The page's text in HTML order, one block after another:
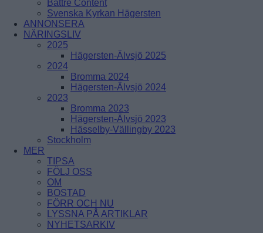
SOLBERGA
SKÄRHOLMEN
SÄTRA
VÅRBERG
Enskede-Årsta-Vantör
BANDHAGEN
ENSKEDEFÄLTET
ENSKEDE GÅRD
GAMLA ENSKEDE
HAGSÄTRA
HÖGDALEN
JOHANNESHOV
STUREBY
ÅRSTA
ÖRBY
ÖSTBERGA
Farsta
Bättre Content
Svenska Kyrkan Hägersten
ANNONSERA
NÄRINGSLIV
2025
Hägersten-Älvsjö 2025
2024
Bromma 2024
Hägersten-Älvsjö 2024
2023
Bromma 2023
Hägersten-Älvsjö 2023
Hässelby-Vällingby 2023
Stockholm
MER
TIPSA
FÖLJ OSS
OM
BOSTAD
FÖRR OCH NU
LYSSNA PÅ ARTIKLAR
NYHETSARKIV